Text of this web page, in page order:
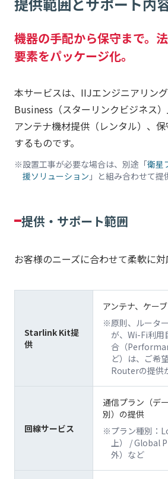
機器の手配から保守まで。
要素をパッケージ化。
本サービスは、IIJエンジニアリン
Business（スターリンクビジネス
アンテナ機材提供（レンタル）、
するものです。
設置工事が必要な場合は、別途「衛星
援ソリューション 」と組み合わせて提
提供・サポート範囲
お客様のニーズに合わせて柔軟に対
Starlink Kit提
供
アンテナ、ケー
原則、ルータ
が、Wi-Fi利用
合（
ど）は、ご希
Routerの提供
回線サービス
通信プラン（デ
別）の提供
プラン種別：
上） / Global
外）など